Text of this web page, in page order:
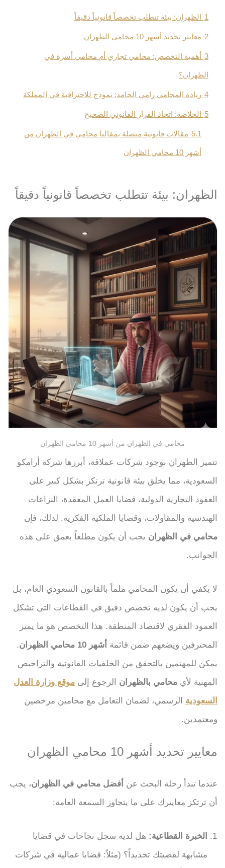
1 الظهران: بيئة تتطلب تخصصاً قانونياً دقيقاً
2 معايير تحديد أشهر 10 محامي الظهران
3 أهمية التخصص: محامي تجاري أم محامي أسرة في
الظهران؟
4 ريادة المحامي رامي الحامد: نموذج للاحترافية في المملكة
5 الخلاصة: اتخاذ القرار القانوني الصحيح
5.1 مقالات قانونية متصلة بمقالنا محامي في الظهران من
أشهر 10 محامي الظهران
الظهران: بيئة تتطلب تخصصاً قانونياً دقيقاً
محامي في الظهران من أشهر 10 محامي الظهران
تتميز الظهران بوجود شركات عملاقة، أبرزها شركة أرامكو
السعودية، مما يخلق بيئة قانونية ترتكز بشكل كبير على
العقود التجارية الدولية، قضايا العمل المعقدة، النزاعات
الهندسية والمقاولات، وقضايا الملكية الفكرية. لذلك، فإن
محامي في الظهران يجب أن يكون مطلعاً بعمق على هذه
الجوانب.
لا يكفي أن يكون المحامي ملماً بالقانون السعودي العام، بل
يجب أن يكون لديه تخصص دقيق في القطاعات التي تشكل
العمود الفقري لاقتصاد المنطقة. هذا التخصص هو ما يميز
المحترفين ويضعهم ضمن قائمة أشهر 10 محامي الظهران
.
يمكن للمهتمين بالتحقق من الخلفيات القانونية والتراخيص
المهنية لأي محامي بالظهران الرجوع إلى موقع وزارة العدل
السعودية الرسمي، لضمان التعامل مع محامين مرخصين
ومعتمدين.
معايير تحديد أشهر 10 محامي الظهران
عندما تبدأ رحلة البحث عن أفضل محامي في الظهران، يجب
أن ترتكز معاييرك على ما يتجاوز السمعة العامة:
الخبرة القطاعية: هل لديه سجل نجاحات في قضايا
مشابهة لقضيتك تحديداً؟ (مثلاً: قضايا عمالية في شركات